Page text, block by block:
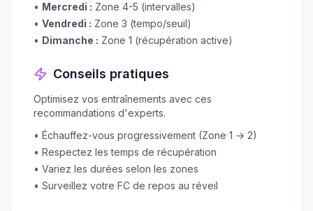
• Mercredi : Zone 4-5 (intervalles)
• Vendredi : Zone 3 (tempo/seuil)
• Dimanche : Zone 1 (récupération active)
Conseils pratiques
Optimisez vos entraînements avec ces
recommandations d'experts.
• Échauffez-vous progressivement (Zone 1 → 2)
• Respectez les temps de récupération
• Variez les durées selon les zones
• Surveillez votre FC de repos au réveil